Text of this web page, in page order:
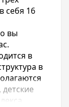
себя 16
вы
в
в